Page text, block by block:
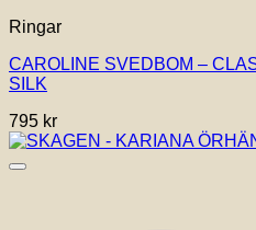
Ringar
CAROLINE SVEDBOM –
SILK
795 kr